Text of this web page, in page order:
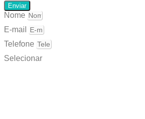
Enviar
Nome
E-mail
Telefone
Selecionar